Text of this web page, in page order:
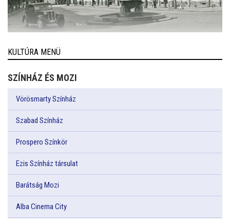
KULTÚRA MENÜ
SZÍNHÁZ ÉS MOZI
Vörösmarty Színház
Szabad Színház
Prospero Színkör
Ezis Színház társulat
Barátság Mozi
Alba Cinema City